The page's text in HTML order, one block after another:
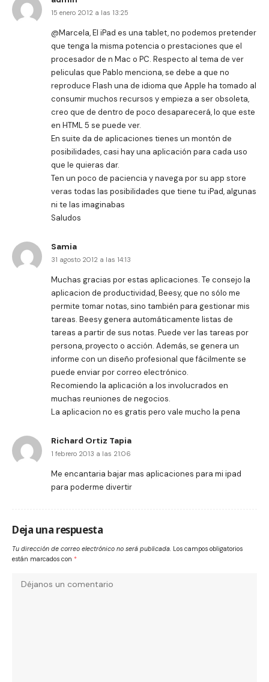
15 enero 2012 a las 13:25
@Marcela, El iPad es una tablet, no podemos pretender
que tenga la misma potencia o prestaciones que el
procesador de n Mac o PC. Respecto al tema de ver
peliculas que Pablo menciona, se debe a que no
reproduce Flash una de idioma que Apple ha tomado al
consumir muchos recursos y empieza a ser obsoleta,
creo que de dentro de poco desaparecerá, lo que este
en HTML 5 se puede ver.
En suite da de aplicaciones tienes un montón de
posibilidades, casi hay una aplicación para cada uso
que le quieras dar.
Ten un poco de paciencia y navega por su app store
veras todas las posibilidades que tiene tu iPad, algunas
ni te las imaginabas
Saludos
Samia
31 agosto 2012 a las 14:13
Muchas gracias por estas aplicaciones. Te consejo la
aplicacion de productividad, Beesy, que no sólo me
permite tomar notas, sino también para gestionar mis
tareas. Beesy genera automáticamente listas de
tareas a partir de sus notas. Puede ver las tareas por
persona, proyecto o acción. Además, se genera un
informe con un diseño profesional que fácilmente se
puede enviar por correo electrónico.
Recomiendo la aplicación a los involucrados en
muchas reuniones de negocios.
La aplicacion no es gratis pero vale mucho la pena
Richard Ortiz Tapia
1 febrero 2013 a las 21:06
Me encantaria bajar mas aplicaciones para mi ipad
para poderme divertir
Deja una respuesta
Tu dirección de correo electrónico no será publicada. Los campos obligatorios
están marcados con *